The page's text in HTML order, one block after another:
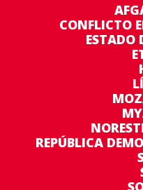
CONFLICTO
ESTADO
REPÚBLICA